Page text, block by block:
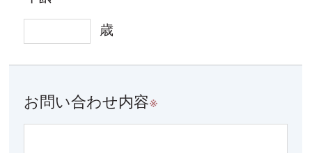
歳
お問い合わせ内容※